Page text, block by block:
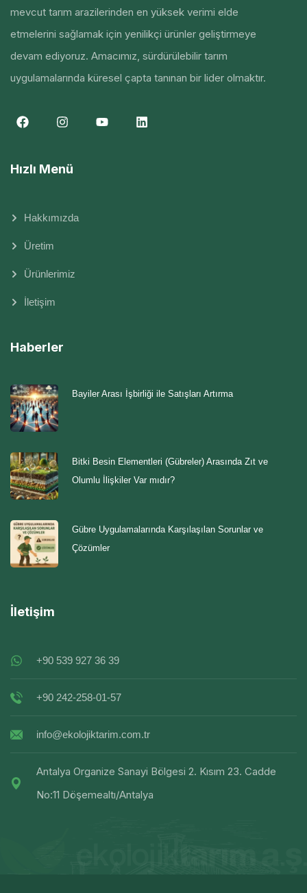
mevcut tarım arazilerinden en yüksek verimi elde
etmelerini sağlamak için yenilikçi ürünler geliştirmeye
devam ediyoruz. Amacımız, sürdürülebilir tarım
uygulamalarında küresel çapta tanınan bir lider olmaktır.
Hızlı Menü
Hakkımızda
Üretim
Ürünlerimiz
İletişim
Haberler
Bayiler Arası İşbirliği ile Satışları Artırma
Bitki Besin Elementleri (Gübreler) Arasında Zıt ve
Olumlu İlişkiler Var mıdır?
Gübre Uygulamalarında Karşılaşılan Sorunlar ve
Çözümler
İletişim
+90 539 927 36 39
+90 242-258-01-57
info@ekolojiktarim.com.tr
Antalya Organize Sanayi Bölgesi 2. Kısım 23. Cadde
No:11 Döşemealtı/Antalya